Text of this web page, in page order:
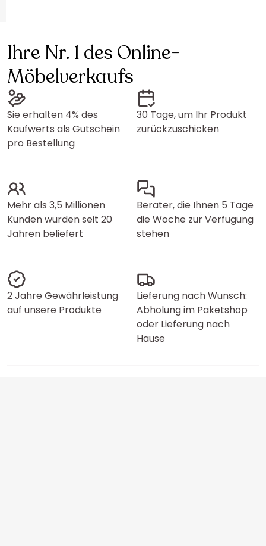
Ihre Nr. 1 des Online-
Möbelverkaufs
Sie erhalten 4% des
Kaufwerts als Gutschein
pro Bestellung
30 Tage, um Ihr Produkt
zurückzuschicken
Mehr als 3,5 Millionen
Kunden wurden seit 20
Jahren beliefert
Berater, die Ihnen 5 Tage
die Woche zur Verfügung
stehen
2 Jahre Gewährleistung
auf unsere Produkte
Lieferung nach Wunsch:
Abholung im Paketshop
oder Lieferung nach
Hause